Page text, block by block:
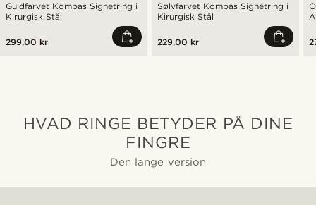
Guldfarvet Kompas Signetring i
Kirurgisk Stål
299,00 kr
Sølvfarvet Kompas Signetring i
Kirurgisk Stål
229,00 kr
HVAD RINGE BETYDER PÅ DINE
FINGRE
Den lange version